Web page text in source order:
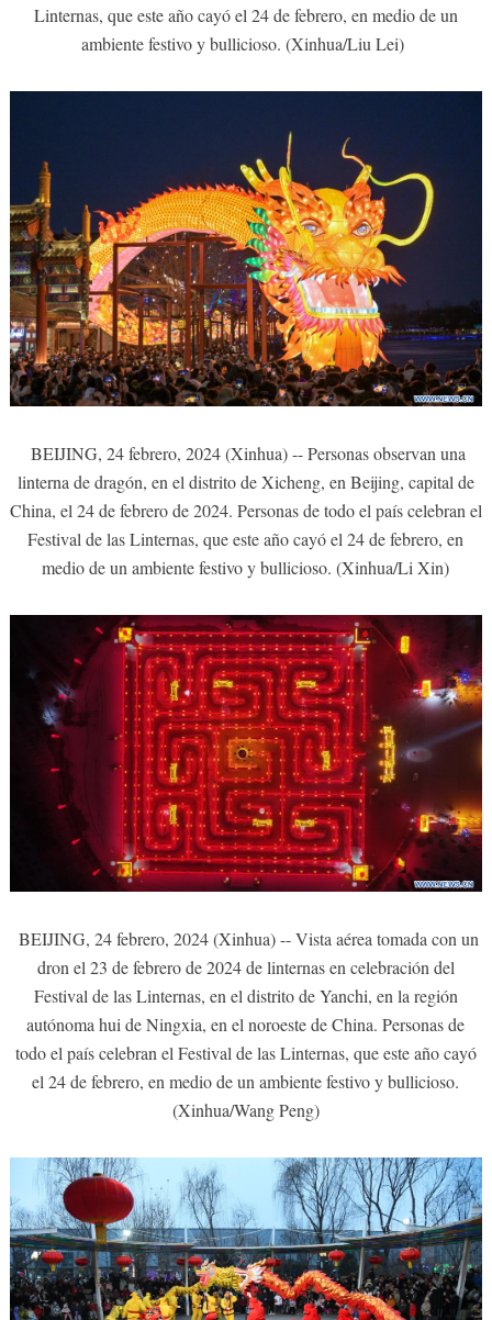
Linternas, que este año cayó el 24 de febrero, en medio de un
ambiente festivo y bullicioso. (Xinhua/Liu Lei)
BEIJING, 24 febrero, 2024 (Xinhua) -- Personas observan una
linterna de dragón, en el distrito de Xicheng, en Beijing, capital de
China, el 24 de febrero de 2024. Personas de todo el país celebran el
Festival de las Linternas, que este año cayó el 24 de febrero, en
medio de un ambiente festivo y bullicioso. (Xinhua/Li Xin)
BEIJING, 24 febrero, 2024 (Xinhua) -- Vista aérea tomada con un
dron el 23 de febrero de 2024 de linternas en celebración del
Festival de las Linternas, en el distrito de Yanchi, en la región
autónoma hui de Ningxia, en el noroeste de China. Personas de
todo el país celebran el Festival de las Linternas, que este año cayó
el 24 de febrero, en medio de un ambiente festivo y bullicioso.
(Xinhua/Wang Peng)